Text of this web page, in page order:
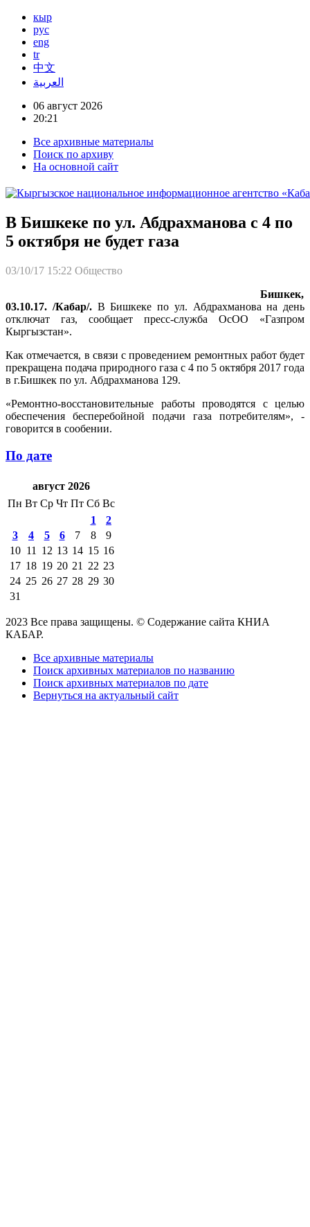
кыр
рус
eng
tr
中文
العربية
06 август 2026
20:21
Все архивные материалы
Поиск по архиву
На основной сайт
В Бишкеке по ул. Абдрахманова с 4 по
5 октября не будет газа
03/10/17 15:22 Общество
Бишкек,
03.10.17. /Кабар/.В Бишкеке по ул. Абдрахманова на день
отключат газ, сообщает пресс-служба ОсОО «Газпром
Кыргызстан».
Как отмечается, в связи с проведением ремонтных работ будет
прекращена подача природного газа с 4 по 5 октября 2017 года
в г.Бишкек по ул. Абдрахманова 129.
«Ремонтно-восстановительные работы проводятся с целью
обеспечения бесперебойной подачи газа потребителям», -
говорится в сообении.
По дате
август 2026
Пн Вт Ср Чт Пт Сб Вс
1
2
3
4 5 6 7 8
9
10 11 12 13 14 15 16
17 18 19 20 21 22 23
24 25 26 27 28 29 30
31
2023 Все права защищены. © Содержание сайта КНИА
КАБАР.
Все архивные материалы
Поиск архивных материалов по названию
Поиск архивных материалов по дате
Вернуться на актуальный сайт